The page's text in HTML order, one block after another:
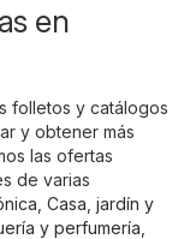
en
folletos y catálogos
y obtener más
las ofertas
de varias
Casa, jardín y
y perfumería